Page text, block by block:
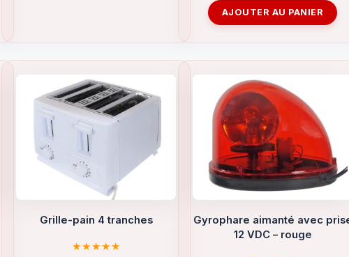
AJOUTER AU PANIER
Grille-pain 4 tranches
Gyrophare aimanté avec
12 VDC – rouge